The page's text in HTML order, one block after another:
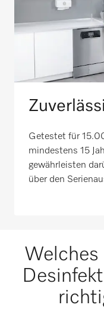
Getestet für
mindestens 15
gewährleisten
über den
Welches